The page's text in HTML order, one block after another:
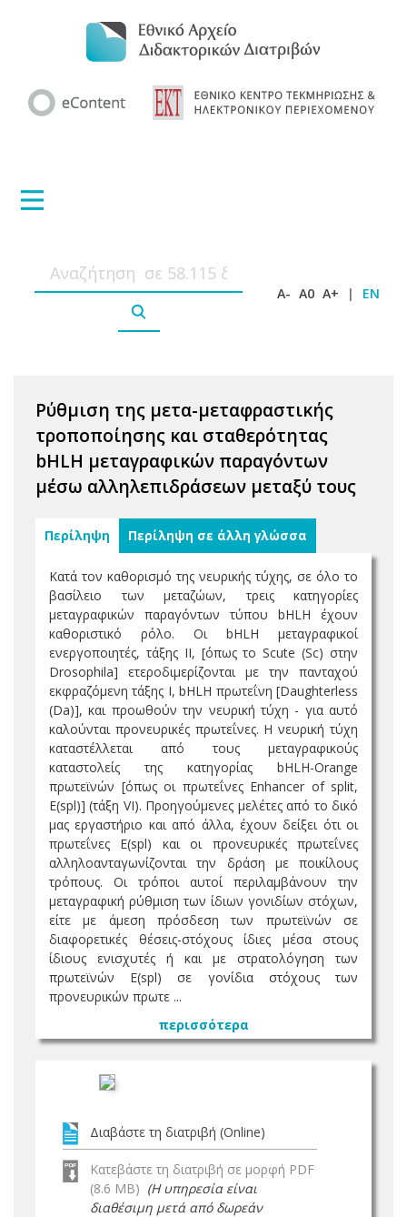
A- A0 A+ | EN
Ρύθμιση της μετα-μεταφραστικής
τροποποίησης και σταθερότητας
bHLH μεταγραφικών παραγόντων
μέσω αλληλεπιδράσεων μεταξύ τους
Περίληψη Περίληψη σε άλλη γλώσσα
Κατά τον καθορισμό της νευρικής τύχης, σε όλο το
βασίλειο των μεταζώων, τρεις κατηγορίες
μεταγραφικών παραγόντων τύπου bHLH έχουν
καθοριστικό ρόλο. Οι bHLH μεταγραφικοί
ενεργοποιητές, τάξης ΙΙ, [όπως το Scute (Sc) στην
Drosophila] ετεροδιμερίζονται με την πανταχού
εκφραζόμενη τάξης Ι, bHLH πρωτεΐνη [Daughterless
(Da)], και προωθούν την νευρική τύχη - για αυτό
καλούνται προνευρικές πρωτεΐνες. Η νευρική τύχη
καταστέλλεται από τους μεταγραφικούς
καταστολείς της κατηγορίας bHLH-Orange
πρωτεϊνών [όπως οι πρωτεΐνες Enhancer of split,
E(spl)] (τάξη VI). Προηγούμενες μελέτες από το δικό
μας εργαστήριο και από άλλα, έχουν δείξει ότι οι
πρωτεΐνες E(spl) και οι προνευρικές πρωτεΐνες
αλληλοανταγωνίζονται την δράση με ποικίλους
τρόπους. Οι τρόποι αυτοί περιλαμβάνουν την
μεταγραφική ρύθμιση των ίδιων γονιδίων στόχων,
είτε με άμεση πρόσδεση των πρωτεϊνών σε
διαφορετικές θέσεις-στόχους ίδιες μέσα στους
ίδιους ενισχυτές ή και με στρατολόγηση των
πρωτεϊνών E(spl) σε γονίδια στόχους των
προνευρικών πρωτε ...
περισσότερα
Διαβάστε τη διατριβή (Online)
Κατεβάστε τη διατριβή σε μορφή PDF
(8.6 MB) (Η υπηρεσία είναι
διαθέσιμη μετά από δωρεάν